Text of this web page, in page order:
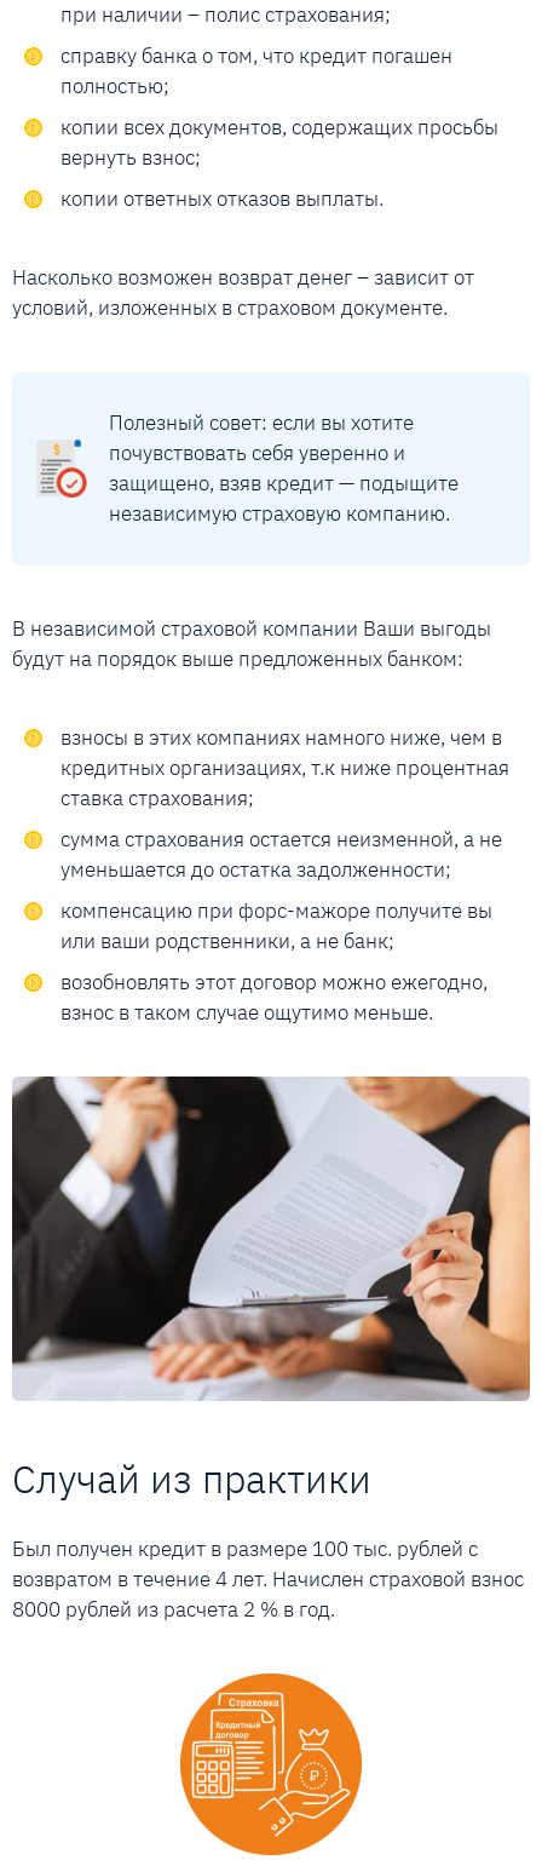
при наличии – полис страхования;
справку банка о том, что кредит погашен
полностью;
копии всех документов, содержащих просьбы
вернуть взнос;
копии ответных отказов выплаты.
Насколько возможен возврат денег – зависит от
условий, изложенных в страховом документе.
Полезный совет: если вы хотите
почувствовать себя уверенно и
защищено, взяв кредит — подыщите
независимую страховую компанию.
В независимой страховой компании Ваши выгоды
будут на порядок выше предложенных банком:
взносы в этих компаниях намного ниже, чем в
кредитных организациях, т.к ниже процентная
ставка страхования;
сумма страхования остается неизменной, а не
уменьшается до остатка задолженности;
компенсацию при форс-мажоре получите вы
или ваши родственники, а не банк;
возобновлять этот договор можно ежегодно,
взнос в таком случае ощутимо меньше.
Случай из практики
Был получен кредит в размере 100 тыс. рублей с
возвратом в течение 4 лет. Начислен страховой взнос
8000 рублей из расчета 2 % в год.